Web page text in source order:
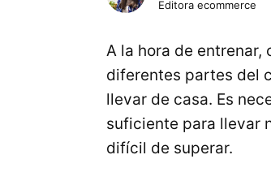
Editora ecommerce
A la hora de
diferentes partes del
llevar de casa. Es
suficiente para llevar
difícil de superar.